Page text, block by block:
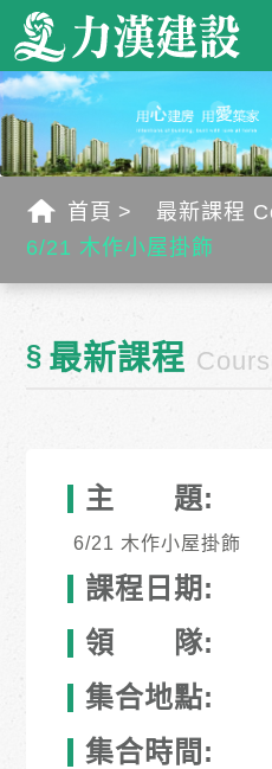
關於力
漢
最新消
息
作品介
紹
首頁
最新課程
6/21 木作小屋掛飾
§ 最新課程
主 題:
6/21 木作小屋掛飾
課程日期:
領 隊:
集合地點:
集合時間: